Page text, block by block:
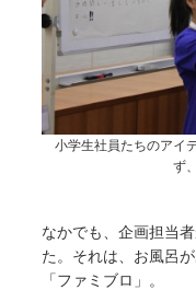
小学生社員たちのアイ
ず
なかでも、企画担当
た。それは、お風呂
「ファミブロ」。